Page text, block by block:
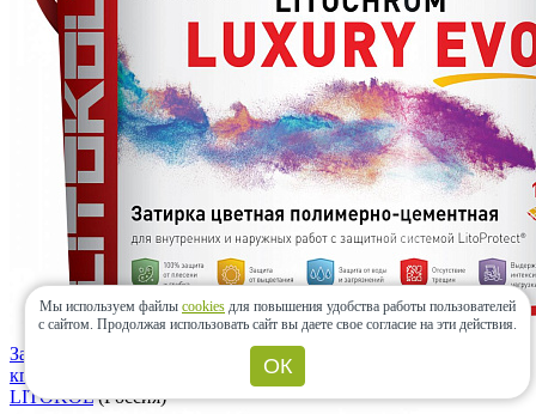
Затирка LITOCHROM LUXURY EVO LLE.345 Сливовый 2
кг
LITOKOL(Россия)
Мы используем файлы cookies для повышения удобства работы пользователей
с сайтом. Продолжая использовать сайт вы даете свое согласие на эти действия.
ОК